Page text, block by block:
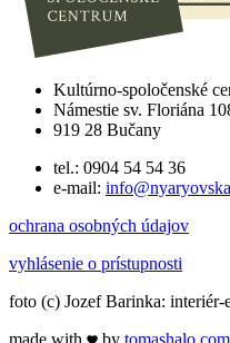
Kultúrno-spoločenské
Námestie sv. Floriána
919 28 Bučany
tel.: 0904 54 54 36
e-mail:
ochrana osobných údajov
vyhlásenie o prístupnosti
foto (c) Jozef Barinka: interiér-
made with
by tomashalo .com